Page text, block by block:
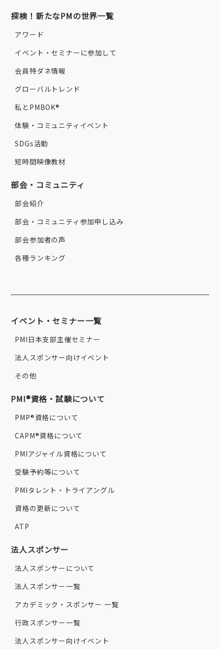
探検！新たなPMの世界一覧
アワード
イベント・セミナーに参加して
会員特ダネ情報
グローバルトレンド
私とPMBOK®
体験・コミュニティイベント
SDGs活動
短時間映像教材
部会・コミュニティ
部会紹介
部会・コミュニティ参加申し込み
部会参加者の声
各種ランキング
イベント・セミナー一覧
PMI日本支部主催セミナー
法人スポンサー向けイベント
その他
PMI®資格・試験について
PMP®資格について
CAPM®資格について
PMIアジャイル資格について
受験予約等について
PMIタレント・トライアングル
資格の更新について
ATP
法人スポンサー
法人スポンサーについて
法人スポンサー一覧
アカデミック・スポンサー 一覧
行政スポンサー一覧
法人スポンサー向けイベント